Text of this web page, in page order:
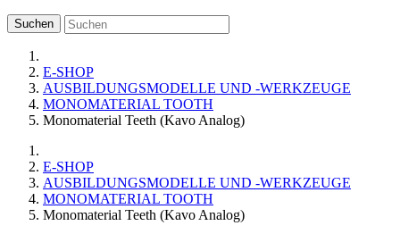
Suchen
E-SHOP
AUSBILDUNGSMODELLE UND -WERKZEUGE
MONOMATERIAL TOOTH
Monomaterial Teeth (Kavo Analog)
E-SHOP
AUSBILDUNGSMODELLE UND -WERKZEUGE
MONOMATERIAL TOOTH
Monomaterial Teeth (Kavo Analog)